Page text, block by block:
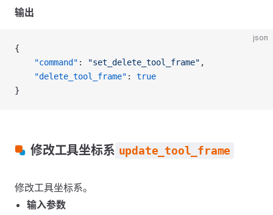
输出
json
{
    "command"
: "set_delete_tool_frame" ,
    "delete_tool_frame"
: true
}
修改工具坐标系 update_tool_frame
修改工具坐标系。
输入参数